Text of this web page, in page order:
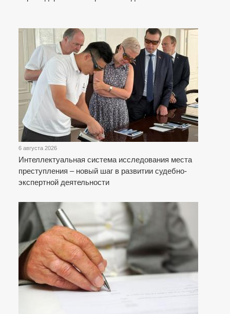
6 августа 2026
Интеллектуальная система исследования места
преступления – новый шаг в развитии судебно-
экспертной деятельности